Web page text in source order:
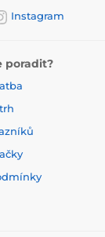
Instagram
poradit?